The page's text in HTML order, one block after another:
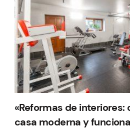
«Reformas de interiores:
casa moderna y